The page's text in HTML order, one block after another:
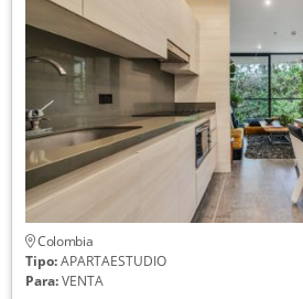
Colombia
Tipo:APARTAESTUDIO
Para:VENTA